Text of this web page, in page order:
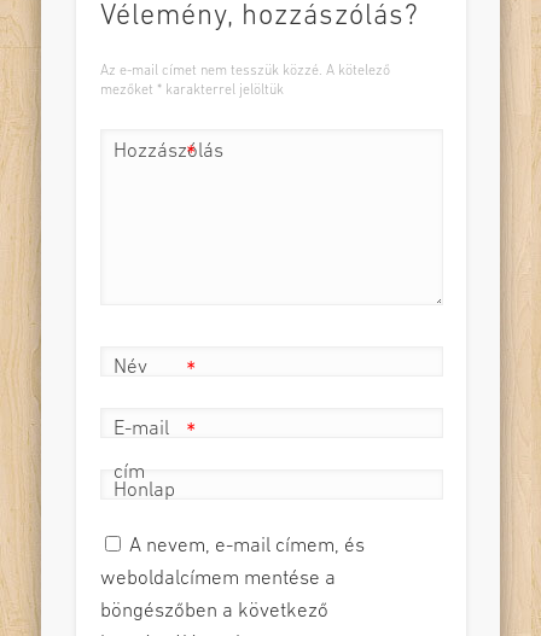
Vélemény, hozzászólás?
Az e-mail címet nem tesszük közzé. A kötelező
mezőket * karakterrel jelöltük
Hozzászólás
*
Név *
E-mail
cím
*
Honlap
A nevem, e-mail címem, és
weboldalcímem mentése a
böngészőben a következő